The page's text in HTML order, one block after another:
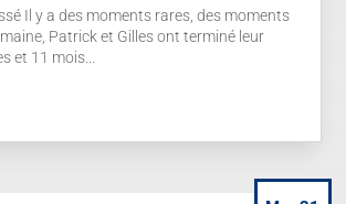
Il y a des moments rares, des moments
Patrick et Gilles ont terminé leur
et 11 mois...